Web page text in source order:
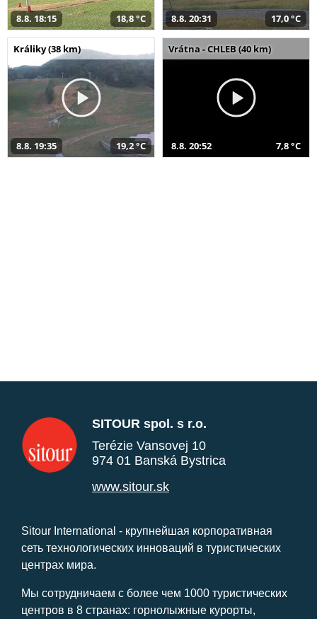
8.8. 18:15 18,8 °C 8.8. 20:31 17,0 °C
Králiky (38 km)
8.8. 19:35 19,2 °C
Vrátna - CHLEB (40 km)
8.8. 20:52 7,8 °C
SITOUR spol. s r.o.
Terézie Vansovej 10
974 01 Banská Bystrica
www.sitour.sk
Sitour International - крупнейшая корпоративная
сеть технологических инноваций в туристических
центрах мира.
Мы сотрудничаем с более чем 1000 туристических
центров в 8 странах: горнолыжные курорты,